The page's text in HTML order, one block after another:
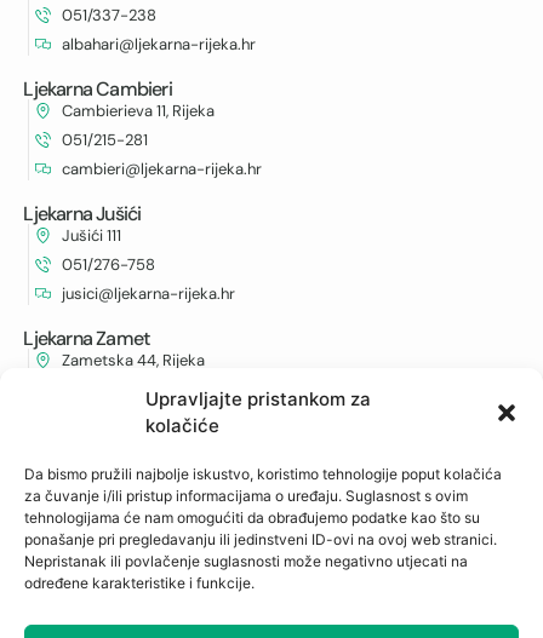
Upravljajte pristankom za
kolačiće
Da bismo pružili najbolje iskustvo, koristimo tehnologije poput kolačića
za čuvanje i/ili pristup informacijama o uređaju. Suglasnost s ovim
tehnologijama će nam omogućiti da obrađujemo podatke kao što su
ponašanje pri pregledavanju ili jedinstveni ID-ovi na ovoj web stranici.
Nepristanak ili povlačenje suglasnosti može negativno utjecati na
određene karakteristike i funkcije.
051/337-238
albahari@ljekarna-rijeka.hr
Ljekarna Cambieri
Cambierieva 11, Rijeka
051/215-281
cambieri@ljekarna-rijeka.hr
Ljekarna Jušići
Jušići 111
051/276-758
jusici@ljekarna-rijeka.hr
Ljekarna Zamet
Zametska 44, Rijeka
051/210-652
zamet@ljekarna-rijeka.hr
Ljekarna Podmurvice
Vukovarska 96
051/672-963
vukovarska@ljekarna-rijeka.hr
Ljekarna Kantrida